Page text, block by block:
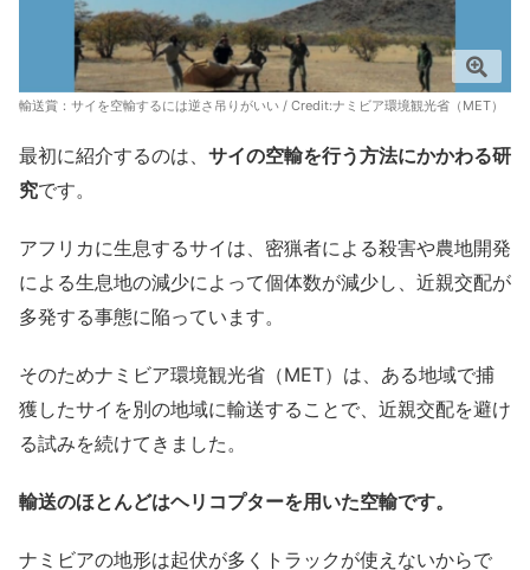
輸送賞：サイを空輸するには逆さ吊りがいい / Credit:ナミビア環境観光省（MET）
最初に紹介するのは、 サイの空輸を行う方法にかかわる研
究です。
アフリカに生息するサイは、密猟者による殺害や農地開発
による生息地の減少によって個体数が減少し、近親交配が
多発する事態に陥っています。
そのためナミビア環境観光省（MET）は、ある地域で捕
獲したサイを別の地域に輸送することで、近親交配を避け
る試みを続けてきました。
輸送のほとんどはヘリコプターを用いた空輸です。
ナミビアの地形は起伏が多くトラックが使えないからで